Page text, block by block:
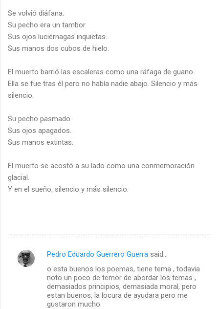
Se volvió diáfana.
Su pecho era un tambor.
Sus ojos luciérnagas inquietas.
Sus manos dos cubos de hielo.
El muerto barrió las escaleras como una ráfaga de guano.
Ella se fue tras él pero no había nadie abajo. Silencio y más
silencio.
Su pecho pasmado.
Sus ojos apagados.
Sus manos extintas.
El muerto se acostó a su lado como una conmemoración
glacial.
Y en el sueño, silencio y más silencio.
C
Pedro Eduardo Guerrero Guerra said…
o esta buenos los poemas, tiene tema , todavia
noto un poco de temor de abordar los temas ,
demasiados principios, demasiada moral, pero
estan buenos, la locura de ayudara pero me
gustaron mucho